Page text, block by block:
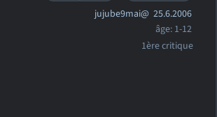
jujube9mai@ 25.6.2006
âge: 1-12
1ère critique